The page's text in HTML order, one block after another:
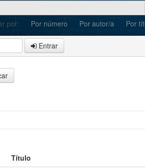
por: Por número Por autor/a Por
Entrar
Título